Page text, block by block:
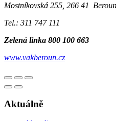
Mostníkovská 255, 266 41 Beroun
Tel.: 311 747 111
Zelená linka 800 100 663
www.vakberoun.cz
Aktuálně